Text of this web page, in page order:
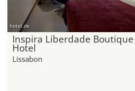
hotel.de
Inspira Liberdade Boutique
Hotel
Lissabon